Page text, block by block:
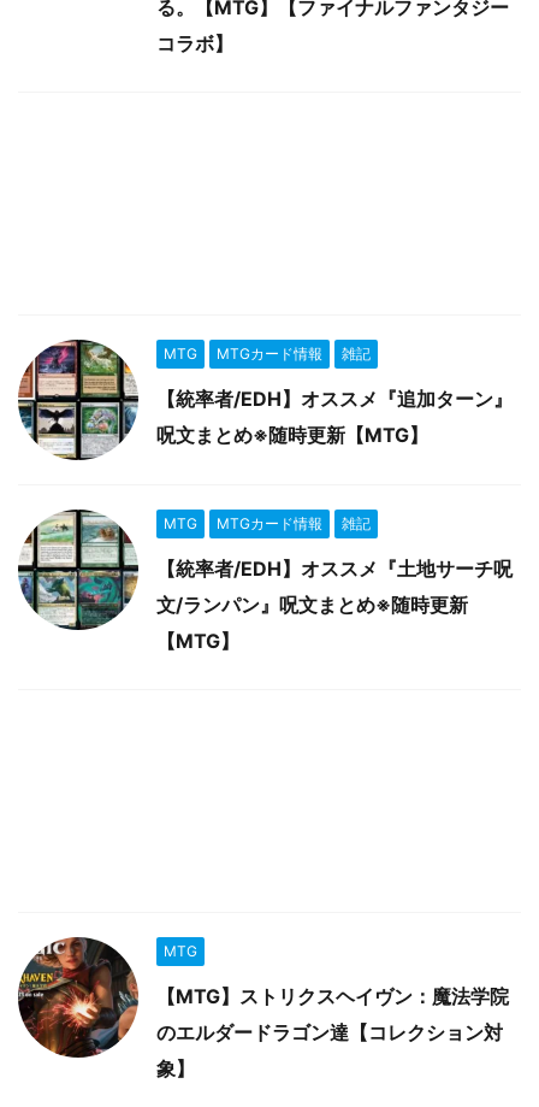
る。【MTG】【ファイナルファンタジー
コラボ】
MTG MTGカード情報 雑記
【統率者/EDH】オススメ『追加ターン』
呪文まとめ※随時更新【MTG】
MTG MTGカード情報 雑記
【統率者/EDH】オススメ『土地サーチ呪
文/ランパン』呪文まとめ※随時更新
【MTG】
MTG
【MTG】ストリクスヘイヴン：魔法学院
のエルダードラゴン達【コレクション対
象】